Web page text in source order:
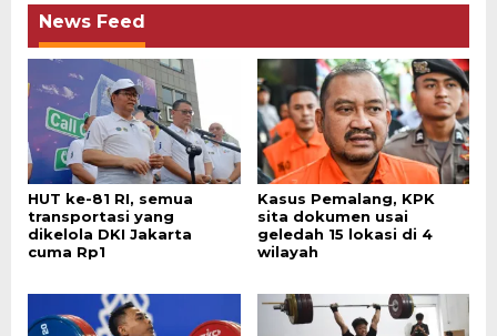
News Feed
HUT ke-81 RI, semua
transportasi yang
dikelola DKI Jakarta
cuma Rp1
Kasus Pemalang, KPK
sita dokumen usai
geledah 15 lokasi di 4
wilayah